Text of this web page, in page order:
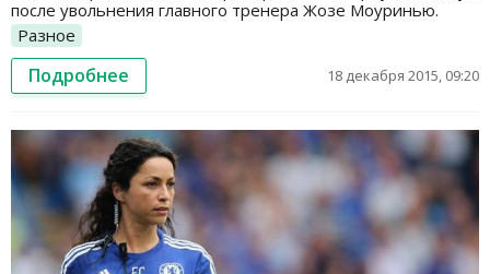
после увольнения главного тренера Жозе Моуринью.
Разное
Подробнее 18 декабря 2015, 09:20